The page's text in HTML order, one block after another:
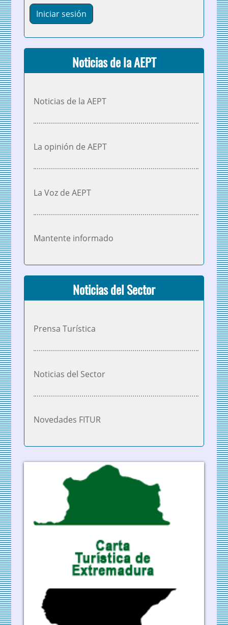
Noticias de la AEPT
Noticias de la AEPT
La opinión de AEPT
La Voz de AEPT
Mantente informado
Noticias del Sector
Prensa Turística
Noticias del Sector
Novedades FITUR